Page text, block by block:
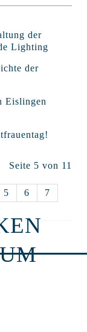
der
Lighting
der
Eislingen
Seite 5 von 11
5 6
7